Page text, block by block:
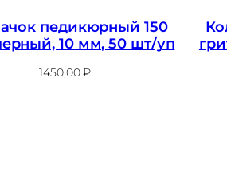
педикюрный 150
10 мм, 50 шт/уп
1450,00₽